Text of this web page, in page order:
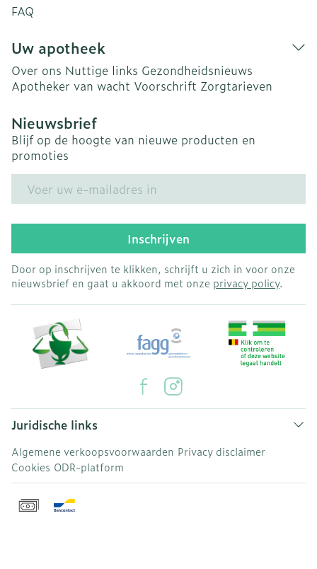
FAQ
Uw apotheek
Over ons Nuttige links Gezondheidsnieuws
Apotheker van wacht Voorschrift Zorgtarieven
Nieuwsbrief
Blijf op de hoogte van nieuwe producten en
promoties
Inschrijven
Door op inschrijven te klikken, schrijft u zich in voor onze
nieuwsbrief en gaat u akkoord met onze privacy policy.
Juridische links
Algemene verkoopsvoorwaarden Privacy disclaimer
Cookies ODR-platform